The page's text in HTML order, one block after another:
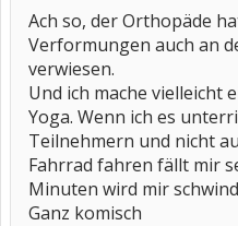
Ach so, der Orthopäde
Verformungen auch an
verwiesen.
Und ich mache vielleicht
Yoga. Wenn ich es
Teilnehmern und nicht
Fahrrad fahren fällt mir
Minuten wird mir
Ganz komisch